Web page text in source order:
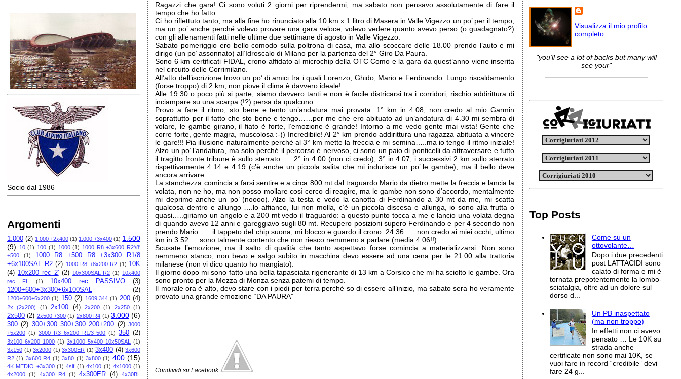
Socio dal 1986
Argomenti
1.000 (2) 1.000 +2x400 (1) 1.000 +3x400 (1) 1.500
(9)
10 (1) 100 (1) 1000 (1) 1000 R8 +3x600 R2'/8'
+500
(1)
1000 R8 +500 R8 +3x300 R1/8
+6x100SAL R2 (2) 1000 R8 +8x200 R2 (1) 10K
(4) 10x200 rec 2' (2) 10x300SAL R2 (1) 10x400
rec FL
(1) 10x400 rec PASSIVO
(3)
1200+600+3x300+6x100SAL
(2)
1200+600+6x200 (1) 150 (2) 1609.344 (1) 200 (4)
2x (2x200) (1) 2x100 (4) 2x200 (1) 2x250 (1)
2x500 (2) 2x500 +300 (1) 2x800 R4 (1) 3.000 (6)
300 (2) 300+300 300+300 200+200 (2) 3000
+5x200 (1) 3000 R3 6x200 R1/3 500 (1) 350 (2)
3x100 6x200 1000 (1) 3x1000 5x400 10x50SAL
(1)
3x150 (1) 3x2000 (1) 3x300ER (1) 3x400 (4) 3x600
R2 (1) 3x600 R4 (1) 3x80 (1) 3x800 (1) 400 (15)
4K MEDIO +3x300 (1) 4slf (1) 4x100 (1) 4x1000 (1)
4x2000 (1) 4x300 R4 (1) 4x300ER (4)
4x30BL
Ragazzi che gara! Ci sono voluti 2 giorni per riprendermi, ma sabato non pensavo assolutamente di fare il
tempo che ho fatto.
Ci ho riflettuto tanto, ma alla fine ho rinunciato alla 10 km x 1 litro di Masera in Valle Vigezzo un po’ per il tempo,
ma un po’ anche perché volevo provare una gara veloce, volevo vedere quanto avevo perso (o guadagnato?)
con gli allenamenti fatti nelle ultime due settimane di agosto in Valle Vigezzo.
Sabato pomeriggio ero bello comodo sulla poltrona di casa, ma allo scoccare delle 18.00 prendo l’auto e mi
dirigo (un po’ assonnato) all’Idroscalo di Milano per la partenza del 2° Giro Da Paura.
Sono 6 km certificati FIDAL, crono affidato al microchip della OTC Como e la gara da quest’anno viene inserita
nel circuito delle Corrimilano.
All’atto dell’iscrizione trovo un po’ di amici tra i quali Lorenzo, Ghido, Mario e Ferdinando. Lungo riscaldamento
(forse troppo) di 2 km, non piove il clima è davvero ideale!
Alle 19.30 o poco più si parte, siamo davvero tanti e non è facile districarsi tra i corridori, rischio addirittura di
inciampare su una scarpa (!?) persa da qualcuno…..
Provo a fare il ritmo, sto bene e tento un’andatura mai provata. 1° km in 4.08, non credo al mio Garmin
soprattutto per il fatto che sto bene e tengo……per me che ero abituato ad un’andatura di 4.30 mi sembra di
volare, le gambe girano, il fiato è forte, l’emozione è grande! Intorno a me vedo gente mai vista! Gente che
corre forte, gente magra, muscolosa :-)) Incredibile! Al 2° km prendo addirittura una ragazza abituata a vincere
le gare!!! Pia illusione naturalmente perché al 3° km mette la freccia e mi semina…..ma io tengo il ritmo iniziale!
Alzo un po’ l’andatura, ma solo perché il percorso è nervoso, ci sono un paio di ponticelli da attraversare e tutto
il tragitto fronte tribune è sullo sterrato …..2° in 4.00 (non ci credo), 3° in 4.07, i successivi 2 km sullo sterrato
rispettivamente 4.14 e 4.19 (c’è anche un piccola salita che mi indurisce un po’ le gambe), ma il bello deve
ancora arrivare…..
La stanchezza comincia a farsi sentire e a circa 800 mt dal traguardo Mario da dietro mette la freccia e lancia la
volata, non ne ho, ma non posso mollare così cerco di reagire, ma le gambe non sono d'accordo, mentalmente
mi deprimo anche un po’ (noooo). Alzo la testa e vedo la canotta di Ferdinando a 30 mt da me, mi scatta
qualcosa dentro e allungo ….lo affianco, lui non molla, c’è un piccola discesa e allunga, io sono alla frutta o
quasi…..giriamo un angolo e a 200 mt vedo il traguardo: a questo punto tocca a me e lancio una volata degna
di quando avevo 12 anni e gareggiavo sugli 80 mt. Recupero posizioni supero Ferdinando e per 4 secondo non
prendo Mario……il tappeto del chip suona, mi blocco e guardo il crono: 24.36 …..non credo ai miei occhi, ultimo
km in 3.52…..sono talmente contento che non riesco nemmeno a parlare (media 4.06!!).
Scusate l’emozione, ma il salto di qualità che tanto aspettavo forse comincia a materializzarsi. Non sono
nemmeno stanco, non bevo e salgo subito in macchina devo essere ad una cena per le 21.00 alla trattoria
milanese (non vi dico quanto ho mangiato).
Il giorno dopo mi sono fatto una bella tapasciata rigenerante di 13 km a Corsico che mi ha sciolto le gambe. Ora
sono pronto per la Mezza di Monza senza patemi di tempo.
Il morale ora è alto, devo stare con i piedi per terra perché so di essere all’inizio, ma sabato sera ho veramente
provato una grande emozione “DA PAURA”
Condividi su Facebook
Visualizza il mio profilo
completo
"you'll see a lot of backs but many will
see your"
Top Posts
Come su un
ottovolante…
Dopo i due precedenti
post LATTACIDI sono
calato di forma e mi è
tornata prepotentemente la lombo-
sciatalgia, oltre ad un dolore sul
dorso d...
Un PB inaspettato
(ma non troppo)
In effetti non ci avevo
pensato … Le 10K su
strada anche
certificate non sono mai 10K, se
vuoi fare in record “credibile” devi
fare 24 g...